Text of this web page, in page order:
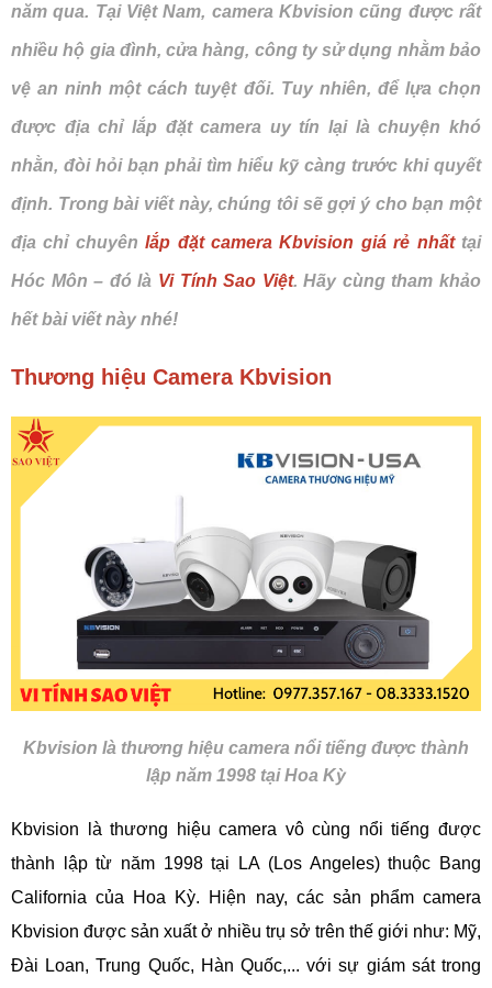
năm qua. Tại Việt Nam, camera Kbvision cũng được rất
nhiều hộ gia đình, cửa hàng, công ty sử dụng nhằm bảo
vệ an ninh một cách tuyệt đối. Tuy nhiên, để lựa chọn
được địa chỉ lắp đặt camera uy tín lại là chuyện khó
nhằn, đòi hỏi bạn phải tìm hiểu kỹ càng trước khi quyết
định. Trong bài viết này, chúng tôi sẽ gợi ý cho bạn một
địa chỉ chuyênlắp đặt camera Kbvision giá rẻ nhấttại
Hóc Môn – đó là Vi Tính Sao Việt. Hãy cùng tham khảo
hết bài viết này nhé!
Thương hiệu Camera Kbvision
Kbvision là thương hiệu camera nổi tiếng được thành
lập năm 1998 tại Hoa Kỳ
Kbvision là thương hiệu camera vô cùng nổi tiếng được
thành lập từ năm 1998 tại LA (Los Angeles) thuộc Bang
California của Hoa Kỳ. Hiện nay, các sản phẩm camera
Kbvision được sản xuất ở nhiều trụ sở trên thế giới như: Mỹ,
Đài Loan, Trung Quốc, Hàn Quốc,... với sự giám sát trong